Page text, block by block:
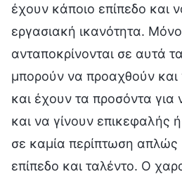
έχουν κάποιο επίπεδο και
εργασιακή ικανότητα.
ανταποκρίνονται σε αυτά
μπορούν να προαχθούν και
και έχουν τα προσόντα για
και να γίνουν επικεφαλής
σε καμία περίπτωση
επίπεδο και ταλέντο. Ο